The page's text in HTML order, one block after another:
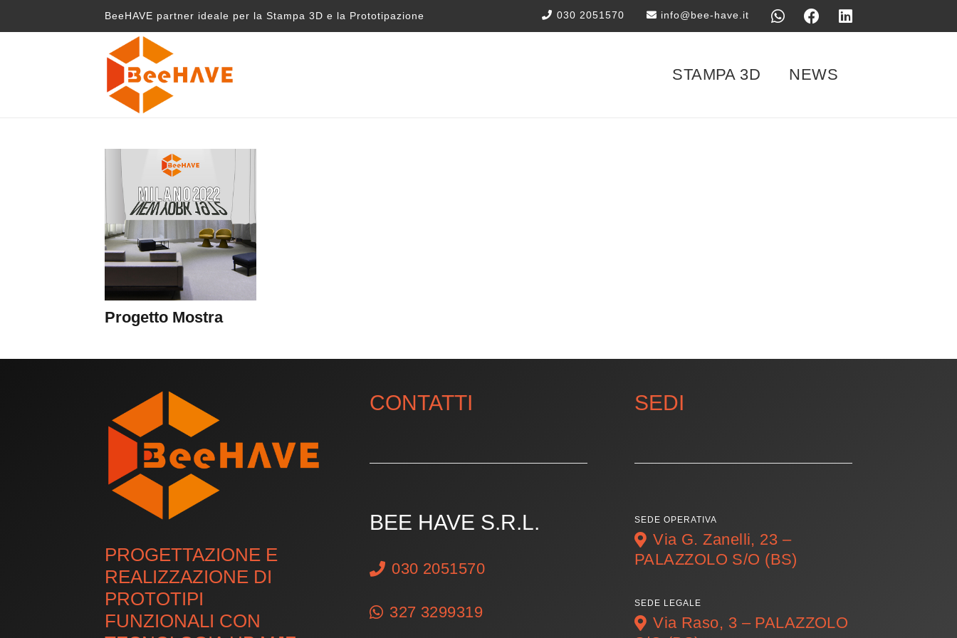
BeeHAVE partner ideale per la Stampa 3D e la Prototipazione 030 2051570 info@bee-have.it
STAMPA 3D NEWS
Progetto Mostra
PROGETTAZIONE E
REALIZZAZIONE DI
PROTOTIPI
FUNZIONALI CON
CONTATTI
BEE HAVE S.R.L.
030 2051570
327 3299319
SEDI
SEDE OPERATIVA
Via G. Zanelli, 23 –
PALAZZOLO S/O (BS)
SEDE LEGALE
Via Raso, 3 – PALAZZOLO